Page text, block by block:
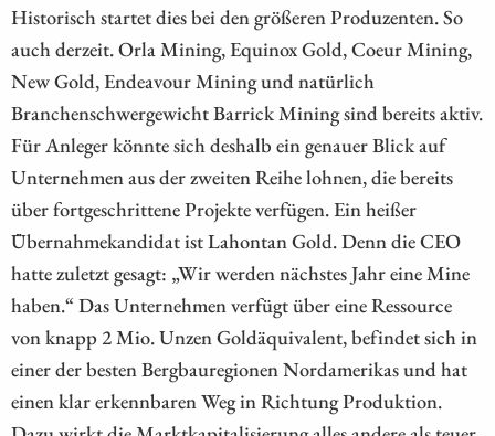
Historisch startet dies bei den größeren Produzenten. So
auch derzeit. Orla Mining, Equinox Gold, Coeur Mining,
New Gold, Endeavour Mining und natürlich
Branchenschwergewicht Barrick Mining sind bereits aktiv.
Für Anleger könnte sich deshalb ein genauer Blick auf
Unternehmen aus der zweiten Reihe lohnen, die bereits
über fortgeschrittene Projekte verfügen. Ein heißer
Übernahmekandidat ist Lahontan Gold. Denn die CEO
hatte zuletzt gesagt: „Wir werden nächstes Jahr eine Mine
haben.“ Das Unternehmen verfügt über eine Ressource
von knapp 2 Mio. Unzen Goldäquivalent, befindet sich in
einer der besten Bergbauregionen Nordamerikas und hat
einen klar erkennbaren Weg in Richtung Produktion.